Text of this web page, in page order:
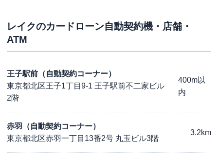
レイクのカードローン自動契約機・店舗・
ATM
王子駅前（自動契約コーナー）
東京都北区王子1丁目9-1 王子駅前不二家ビル
2階
400m以
内
赤羽（自動契約コーナー）
東京都北区赤羽一丁目13番2号 丸玉ビル3階
3.2km